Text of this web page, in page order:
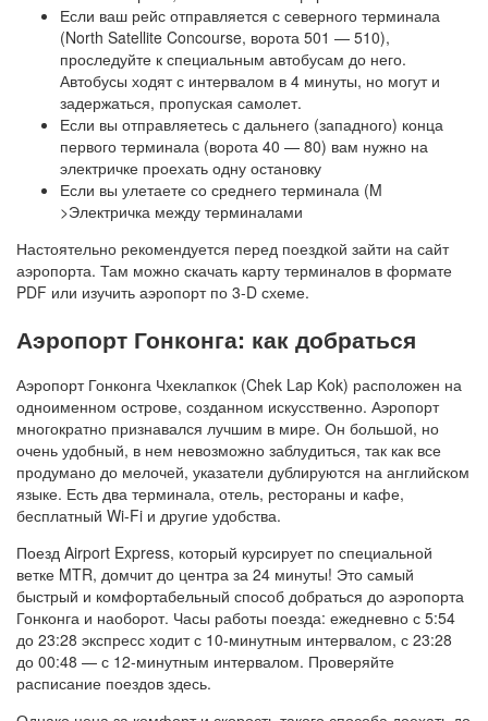
Если ваш рейс отправляется с северного терминала
(North Satellite Concourse, ворота 501 — 510),
проследуйте к специальным автобусам до него.
Автобусы ходят с интервалом в 4 минуты, но могут и
задержаться, пропуская самолет.
Если вы отправляетесь с дальнего (западного) конца
первого терминала (ворота 40 — 80) вам нужно на
электричке проехать одну остановку
Если вы улетаете со среднего терминала (M
>Электричка между терминалами
Настоятельно рекомендуется перед поездкой зайти на сайт
аэропорта. Там можно скачать карту терминалов в формате
PDF или изучить аэропорт по 3-D схеме.
Аэропорт Гонконга: как добраться
Аэропорт Гонконга Чхеклапкок (Chek Lap Kok) расположен на
одноименном острове, созданном искусственно. Аэропорт
многократно признавался лучшим в мире. Он большой, но
очень удобный, в нем невозможно заблудиться, так как все
продумано до мелочей, указатели дублируются на английском
языке. Есть два терминала, отель, рестораны и кафе,
бесплатный Wi-Fi и другие удобства.
Поезд Airport Express, который курсирует по специальной
ветке MTR, домчит до центра за 24 минуты! Это самый
быстрый и комфортабельный способ добраться до аэропорта
Гонконга и наоборот. Часы работы поезда: ежедневно с 5:54
до 23:28 экспресс ходит с 10-минутным интервалом, с 23:28
до 00:48 — с 12-минутным интервалом. Проверяйте
расписание поездов здесь.